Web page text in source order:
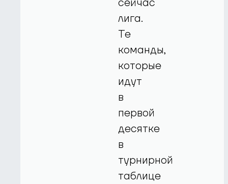
лига.
Те
команды,
которые
идут
в
первой
десятке
в
турнирной
таблице